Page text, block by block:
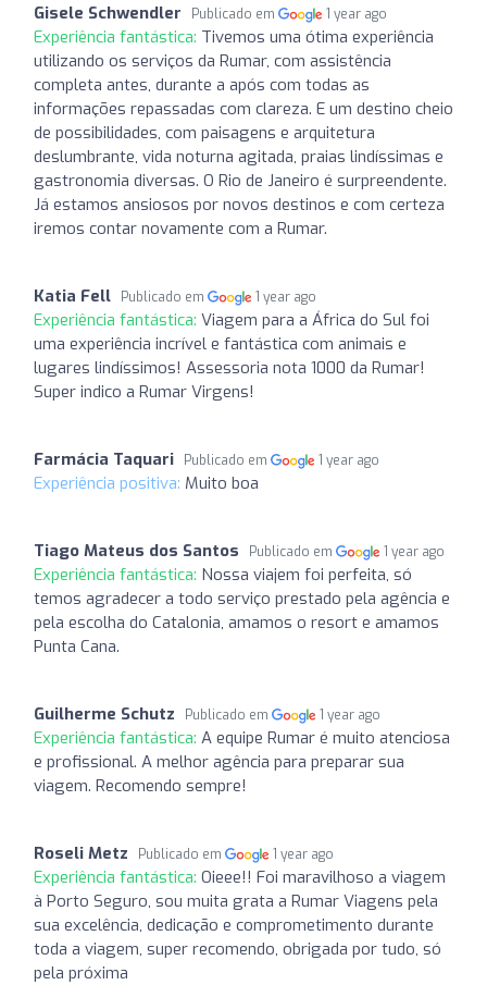
Gisele Schwendler Publicado em 1 year ago
Experiência fantástica: Tivemos uma ótima experiência
utilizando os serviços da Rumar, com assistência
completa antes, durante a após com todas as
informações repassadas com clareza. E um destino cheio
de possibilidades, com paisagens e arquitetura
deslumbrante, vida noturna agitada, praias lindíssimas e
gastronomia diversas. O Rio de Janeiro é surpreendente.
Já estamos ansiosos por novos destinos e com certeza
iremos contar novamente com a Rumar.
Katia Fell Publicado em 1 year ago
Experiência fantástica: Viagem para a África do Sul foi
uma experiência incrível e fantástica com animais e
lugares lindíssimos! Assessoria nota 1000 da Rumar!
Super indico a Rumar Virgens!
Farmácia Taquari Publicado em 1 year ago
Experiência positiva: Muito boa
Tiago Mateus dos Santos Publicado em 1 year ago
Experiência fantástica: Nossa viajem foi perfeita, só
temos agradecer a todo serviço prestado pela agência e
pela escolha do Catalonia, amamos o resort e amamos
Punta Cana.
Guilherme Schutz Publicado em 1 year ago
Experiência fantástica: A equipe Rumar é muito atenciosa
e profissional. A melhor agência para preparar sua
viagem. Recomendo sempre!
Roseli Metz Publicado em 1 year ago
Experiência fantástica: Oieee!! Foi maravilhoso a viagem
à Porto Seguro, sou muita grata a Rumar Viagens pela
sua excelência, dedicação e comprometimento durante
toda a viagem, super recomendo, obrigada por tudo, só
pela próxima